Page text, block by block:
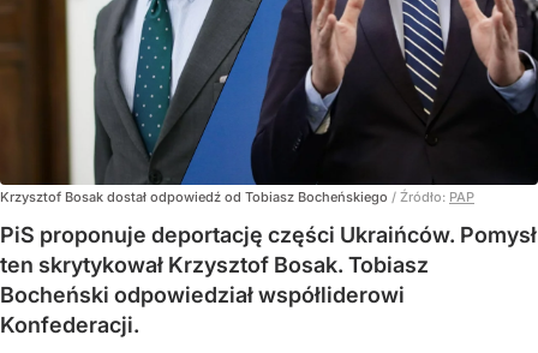
Krzysztof Bosak dostał odpowiedź od Tobiasz Bocheńskiego / Źródło: PAP
PiS proponuje deportację części Ukraińców. Pomysł
ten skrytykował Krzysztof Bosak. Tobiasz
Bocheński odpowiedział współliderowi
Konfederacji.